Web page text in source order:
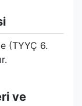
(TYYÇ 6.
ve